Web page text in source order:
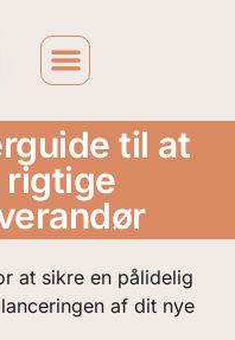
til at
at sikre en pålidelig
af dit nye